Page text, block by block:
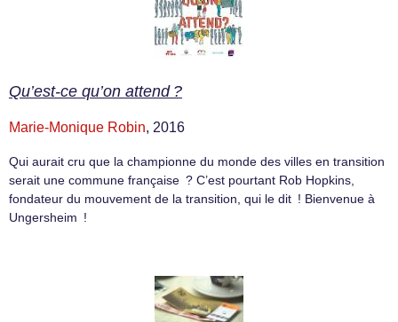
Qu’est-ce qu’on attend ?
Marie-Monique Robin, 2016
Qui aurait cru que la championne du monde des villes en transition
serait une commune française ? C’est pourtant Rob Hopkins,
fondateur du mouvement de la transition, qui le dit ! Bienvenue à
Ungersheim !